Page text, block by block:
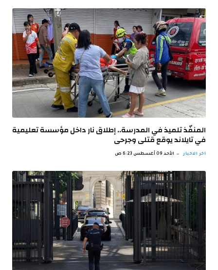
المنفّذ تلميذ في المدرسة.. إطلاق نار داخل مؤسسة تعليمية
في تايلاند يوقع قتلى وجرحى
اخر الاخبار الأحد 09 أغسطس 6:23 ص